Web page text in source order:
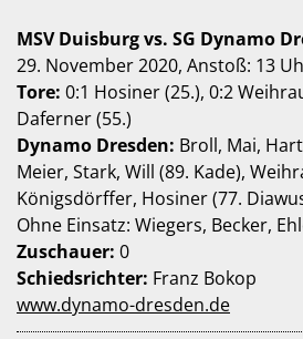
MSV Duisburg vs. SG Dynamo
29. November 2020, Anstoß: 13
Tore: 0:1 Hosiner (25.), 0:2
Daferner (55.)
Dynamo Dresden: Broll, Mai,
Meier, Stark, Will (89. Kade),
Königsdörffer, Hosiner (77.
Ohne Einsatz: Wiegers, Becker,
Zuschauer: 0
Schiedsrichter: Franz Bokop
www.dynamo-dresden.de